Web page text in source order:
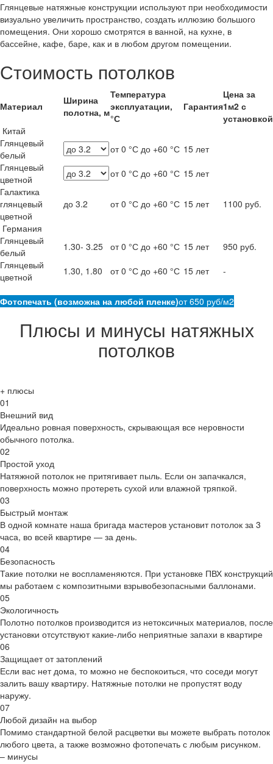
Глянцевые натяжные конструкции используют при необходимости
визуально увеличить пространство, создать иллюзию большого
помещения. Они хорошо смотрятся в ванной, на кухне, в
бассейне, кафе, баре, как и в любом другом помещении.
Стоимость потолков
Материал
Ширина
полотна, м
Температура
эксплуатации,
°С
Гарантия
Цена за
1м2 с
установкой
Китай
Глянцевый
белый
от 0 °С до +60 °С 15 лет
Глянцевый
цветной
от 0 °С до +60 °С 15 лет
Галактика
глянцевый
цветной
до 3.2 от 0 °С до +60 °С 15 лет
1100 руб.
Германия
Глянцевый
белый
1.30- 3.25 от 0 °С до +60 °С 15 лет
950 руб.
Глянцевый
цветной
1.30, 1.80 от 0 °С до +60 °С 15 лет -
Фотопечать (возможна на любой пленке)от 650 руб/м2
Плюсы и минусы натяжных
потолков
+ плюсы
01
Внешний вид
Идеально ровная поверхность, скрывающая все неровности
обычного потолка.
02
Простой уход
Натяжной потолок не притягивает пыль. Если он запачкался,
поверхность можно протереть сухой или влажной тряпкой.
03
Быстрый монтаж
В одной комнате наша бригада мастеров установит потолок за 3
часа, во всей квартире — за день.
04
Безопасность
Такие потолки не воспламеняются. При установке ПВХ конструкций
мы работаем с композитными взрывобезопасными баллонами.
05
Экологичность
Полотно потолков производится из нетоксичных материалов, после
установки отсутствуют какие-либо неприятные запахи в квартире
06
Защищает от затоплений
Если вас нет дома, то можно не беспокоиться, что соседи могут
залить вашу квартиру. Натяжные потолки не пропустят воду
наружу.
07
Любой дизайн на выбор
Помимо стандартной белой расцветки вы можете выбрать потолок
любого цвета, а также возможно фотопечать с любым рисунком.
– минусы